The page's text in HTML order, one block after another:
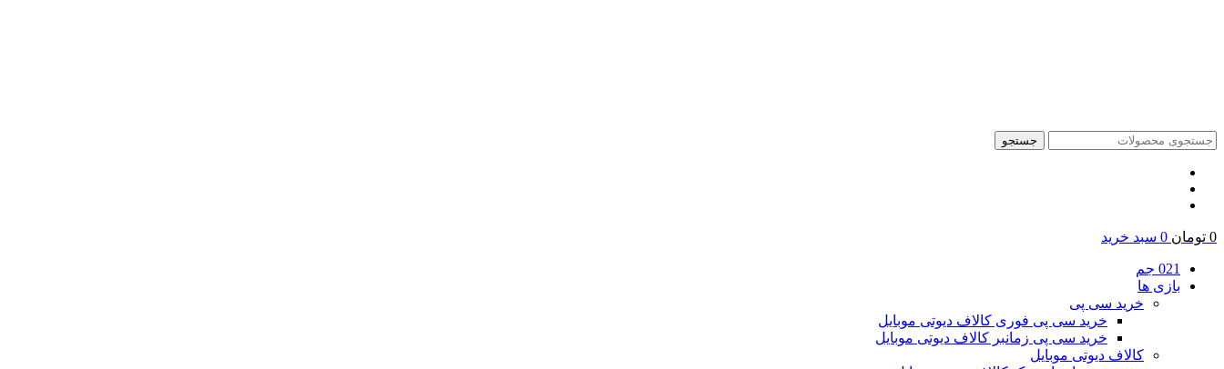
جستجو
0 تومان 0 سبد خرید
021 جم
بازی ها
خرید سی پی
خرید سی پی فوری کالاف دیوتی موبایل
خرید سی پی زمانبر کالاف دیوتی موبایل
کالاف دیوتی موبایل